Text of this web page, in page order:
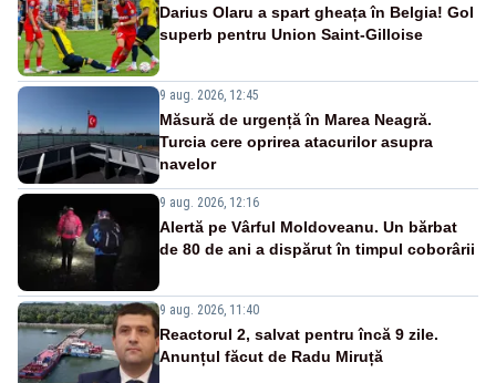
Darius Olaru a spart gheața în Belgia! Gol
superb pentru Union Saint-Gilloise
9 aug. 2026, 12:45
Măsură de urgență în Marea Neagră.
Turcia cere oprirea atacurilor asupra
navelor
9 aug. 2026, 12:16
Alertă pe Vârful Moldoveanu. Un bărbat
de 80 de ani a dispărut în timpul coborârii
9 aug. 2026, 11:40
Reactorul 2, salvat pentru încă 9 zile.
Anunțul făcut de Radu Miruță